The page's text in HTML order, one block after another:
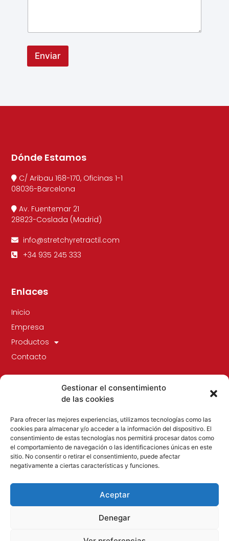
Gestionar el consentimiento
de las cookies
Para ofrecer las mejores experiencias, utilizamos tecnologías como las
cookies para almacenar y/o acceder a la información del dispositivo. El
consentimiento de estas tecnologías nos permitirá procesar datos como
el comportamiento de navegación o las identificaciones únicas en este
sitio. No consentir o retirar el consentimiento, puede afectar
negativamente a ciertas características y funciones.
Aceptar
Denegar
Enviar
Especialistas en todo tipo de embalaje flexible,
el stretch film, films adhesivos, papel y precintos.
Enlaces
Inicio
Empresa
Productos
Contacto
Dónde Estamos
C/ Aribau 168-170, Oficinas 1-1
08036-Barcelona
Av. Fuentemar 21
28823-Coslada (Madrid)
info@stretchyretractil.com
+34 935 245 333